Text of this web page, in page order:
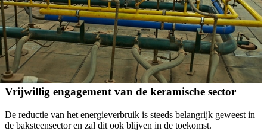
Vrijwillig engagement van de keramische sector
De reductie van het energieverbruik is steeds belangrijk geweest in
de baksteensector en zal dit ook blijven in de toekomst.